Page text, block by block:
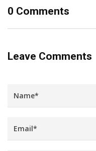
0 Comments
Leave Comments